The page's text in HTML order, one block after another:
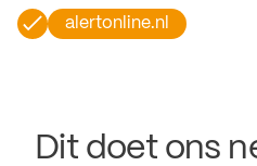
alertonline.nl
Dit doet ons